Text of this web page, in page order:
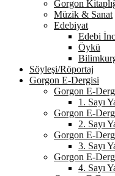
Gorgon
Müzik & Sanat
Edebiyat
Edebi
Öykü
Söyleşi/Röportaj
Gorgon E-Dergisi
Gorgon E-
1. Sayı
Gorgon E-
2. Sayı
Gorgon E-
3. Sayı
Gorgon E-
4. Sayı